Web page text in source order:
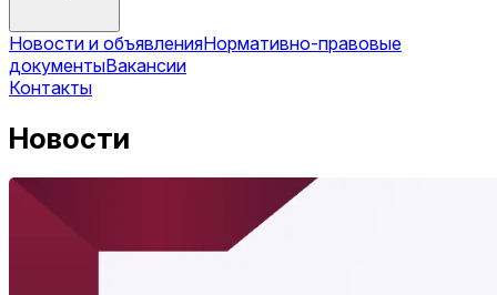
Новости и объявленияНормативно-правовые
документыВакансии
Контакты
Новости